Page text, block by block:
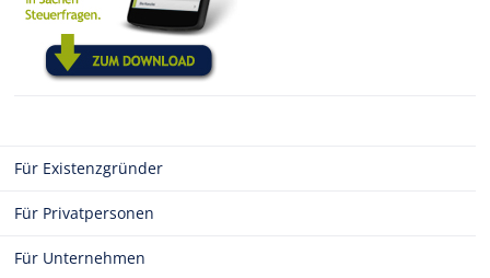
Für Existenzgründer
Für Privatpersonen
Für Unternehmen